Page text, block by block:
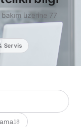
üzerine 77
Servis
18